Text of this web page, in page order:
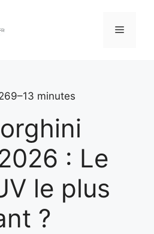
Menu
9–13 minutes
: Le
le plus
?